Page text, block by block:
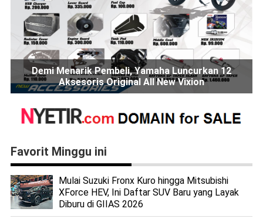
Demi Menarik Pembeli, Yamaha Luncurkan 12
Aksesoris Original All New Vixion
Favorit Minggu ini
Mulai Suzuki Fronx Kuro hingga Mitsubishi
XForce HEV, Ini Daftar SUV Baru yang Layak
Diburu di GIIAS 2026